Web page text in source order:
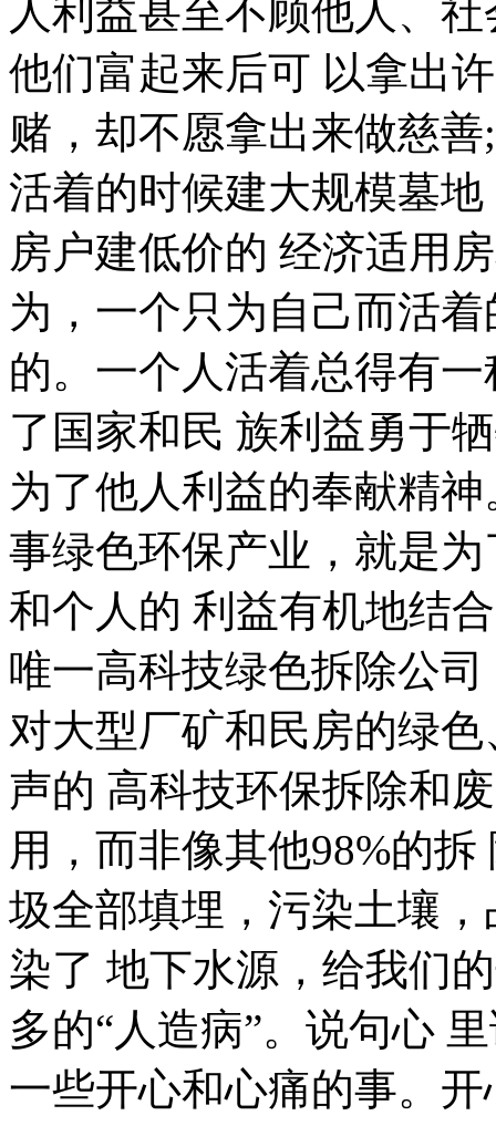
人利益甚至不顾他人、
他们富起来后可 以拿出
赌，却不愿拿出来做慈
活着的时候建大规模墓
房户建低价的 经济适用
为，一个只为自己而活
的。一个人活着总得有
了国家和民 族利益勇于
为了他人利益的奉献精
事绿色环保产业，就是
和个人的 利益有机地结
唯一高科技绿色拆除公
对大型厂矿和民房的绿
声的 高科技环保拆除和
用，而非像其他98%的
圾全部填埋，污染土壤
染了 地下水源，给我们
多的“人造病”。说句心
一些开心和心痛的事。